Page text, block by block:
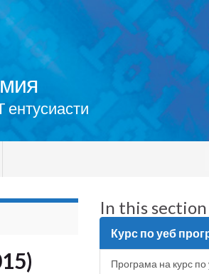
ентусиасти
In this section
Курс по уеб
Програма на курс